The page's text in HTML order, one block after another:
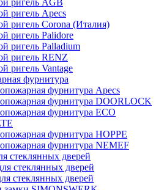
ригель AGB
ригель Apecs
ригель Corona (Италия)
ригель Palidore
ригель Palladium
ригель RENZ
ригель Vantage
фурнитура
фурнитура Apecs
фурнитура DOORLOCK
фурнитура ECO
фурнитура HOPPE
фурнитура NEMEF
стеклянных дверей
стеклянных дверей
стеклянных дверей